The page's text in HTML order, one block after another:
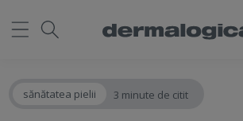
sănătatea pielii 3 minute de citit